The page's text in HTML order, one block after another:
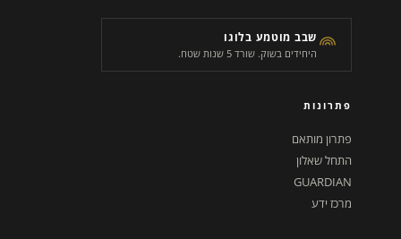
שבב מוטמע בלוגו
היחידים בשוק. שורד 5 שנות שטח.
פתרונות
פתרון מותאם
התחל שאלון
GUARDIAN
מרכז ידע